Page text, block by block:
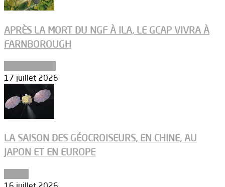
APRÈS LA MORT DU NGF À ILA, LE GCAP VIVRA À
FARNBOROUGH
17 juillet 2026
LA SAISON DES GÉOCROISEURS, EN CHINE, AU
JAPON ET EN EUROPE